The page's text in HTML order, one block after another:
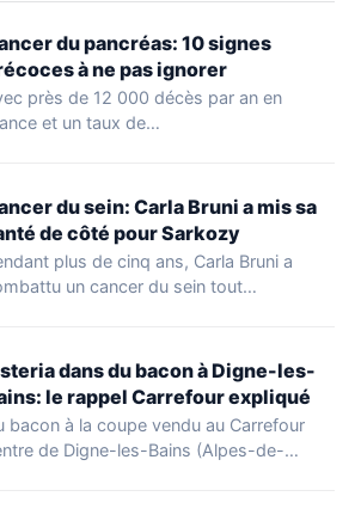
du pancréas: 10 signes
à ne pas ignorer
près de 12 000 décès par an en
et un taux de…
du sein: Carla Bruni a mis sa
de côté pour Sarkozy
plus de cinq ans, Carla Bruni a
un cancer du sein tout…
dans du bacon à Digne-les-
le rappel Carrefour expliqué
bacon à la coupe vendu au Carrefour
de Digne-les-Bains (Alpes-de-